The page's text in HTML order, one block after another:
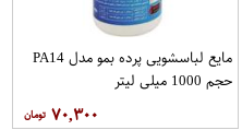
مایع لباسشویی پرده بمو مدل PA14
حجم 1000 میلی لیتر
۷۰,۳۰۰